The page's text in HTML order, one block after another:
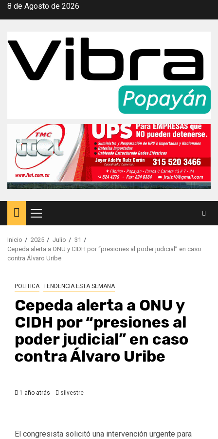
Saltar
8 de Agosto de 2026
Menú
principal
Inicio 2025 Julio
31
Cepeda alerta a ONU y CIDH por “presiones al poder judicial” en caso
contra Álvaro Uribe
POLITICA TENDENCIA ESTA SEMANA
Cepeda alerta a ONU y
CIDH por “presiones al
poder judicial” en caso
contra Álvaro Uribe
1 año atrás silvestre
El congresista solicitó una intervención urgente para